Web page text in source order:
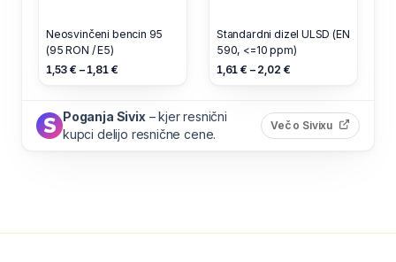
Neosvinčeni bencin 95
(95 RON / E5)
1,53 € – 1,81 €
Standardni dizel ULSD (EN
590, <=10 ppm)
1,61 € – 2,02 €
Poganja Sivix – kjer resnični
kupci delijo resnične cene.
Več o Sivixu (odpre